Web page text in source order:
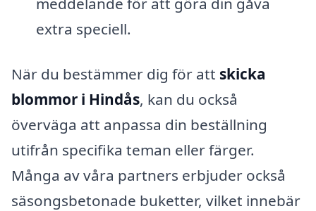
extra speciell.
När du bestämmer dig för att skicka
blommor i Hindås, kan du också
överväga att anpassa din beställning
utifrån specifika teman eller färger.
Många av våra partners erbjuder också
säsongsbetonade buketter, vilket innebär